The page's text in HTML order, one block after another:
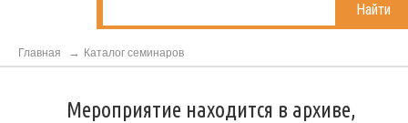
Найти
Главная Каталог семинаров
Мероприятие находится в архиве,